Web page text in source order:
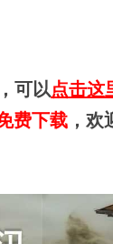
可以点击这
费下载 ，欢